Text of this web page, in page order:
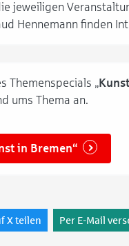
jeweiligen
Hennemann finden
Themenspecials „
ums Thema an.
in Bremen“
X teilen Per E-Mail